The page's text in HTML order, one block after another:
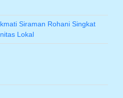
Siraman Rohani Singkat
Lokal